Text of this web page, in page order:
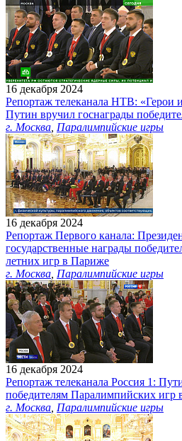
16 декабря 2024
Репортаж телеканала НТВ: «Герои
Путин вручил госнаграды
г. Москва Паралимпийские игры
16 декабря 2024
Репортаж Первого канала:
государственные награды
летних игр в Париже
г. Москва Паралимпийские игры
16 декабря 2024
Репортаж телеканала Россия 1:
победителям Паралимпийских игр
г. Москва Паралимпийские игры